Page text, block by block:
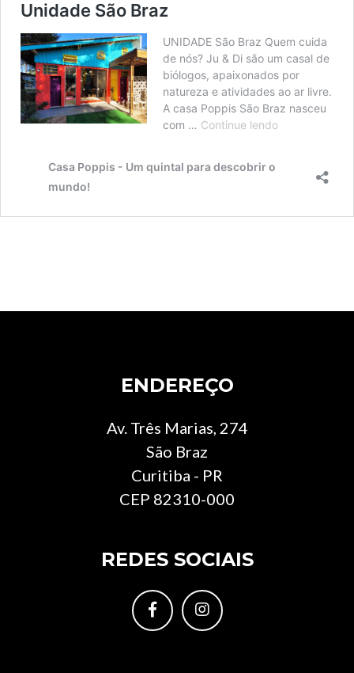
ENDEREÇO
Av. Três Marias, 274
São Braz
Curitiba - PR
CEP 82310-000
REDES SOCIAIS